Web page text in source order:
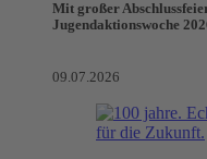
Mit großer
Jugendaktionswoche
09.07.2026